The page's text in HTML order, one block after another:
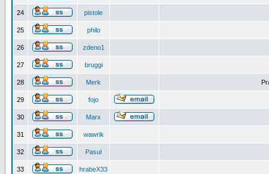
24 pistole
25 philo
26 zdeno1
27 bruggi
28 Merk
29 fojo
30 Marx
31 wawrik
32 Pasul
33 hrabeX33